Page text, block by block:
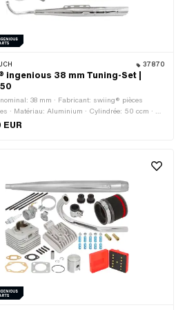
37870
ingenious 38 mm Tuning-Set |
38 mm · Fabricant: swiing® pièces
· Matériau: Aluminium · Cylindrée: 50 ccm · Ø
piston (B): 12 mm · Champ d'application: